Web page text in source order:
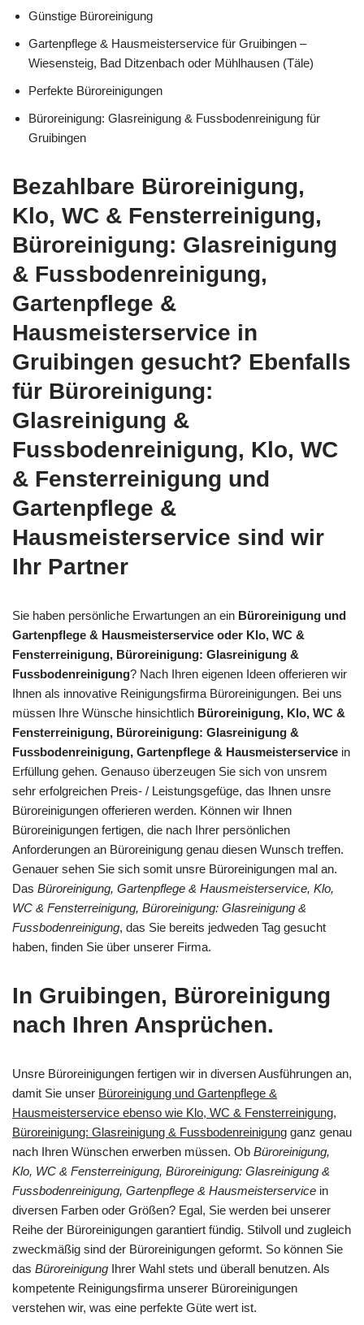
Günstige Büroreinigung
Gartenpflege & Hausmeisterservice für Gruibingen –
Wiesensteig, Bad Ditzenbach oder Mühlhausen (Täle)
Perfekte Büroreinigungen
Büroreinigung: Glasreinigung & Fussbodenreinigung für
Gruibingen
Bezahlbare Büroreinigung,
Klo, WC & Fensterreinigung,
Büroreinigung: Glasreinigung
& Fussbodenreinigung,
Gartenpflege &
Hausmeisterservice in
Gruibingen gesucht? Ebenfalls
für Büroreinigung:
Glasreinigung &
Fussbodenreinigung, Klo, WC
& Fensterreinigung und
Gartenpflege &
Hausmeisterservice sind wir
Ihr Partner
Sie haben persönliche Erwartungen an ein Büroreinigung und
Gartenpflege & Hausmeisterservice oder Klo, WC &
Fensterreinigung, Büroreinigung: Glasreinigung &
Fussbodenreinigung? Nach Ihren eigenen Ideen offerieren wir
Ihnen als innovative Reinigungsfirma Büroreinigungen. Bei uns
müssen Ihre Wünsche hinsichtlich Büroreinigung, Klo, WC &
Fensterreinigung, Büroreinigung: Glasreinigung &
Fussbodenreinigung, Gartenpflege & Hausmeisterservice in
Erfüllung gehen. Genauso überzeugen Sie sich von unsrem
sehr erfolgreichen Preis- / Leistungsgefüge, das Ihnen unsre
Büroreinigungen offerieren werden. Können wir Ihnen
Büroreinigungen fertigen, die nach Ihrer persönlichen
Anforderungen an Büroreinigung genau diesen Wunsch treffen.
Genauer sehen Sie sich somit unsre Büroreinigungen mal an.
Das Büroreinigung, Gartenpflege & Hausmeisterservice, Klo,
WC & Fensterreinigung, Büroreinigung: Glasreinigung &
Fussbodenreinigung, das Sie bereits jedweden Tag gesucht
haben, finden Sie über unserer Firma.
In Gruibingen, Büroreinigung
nach Ihren Ansprüchen.
Unsre Büroreinigungen fertigen wir in diversen Ausführungen an,
damit Sie unser Büroreinigung und Gartenpflege &
Hausmeisterservice ebenso wie Klo, WC & Fensterreinigung,
Büroreinigung: Glasreinigung & Fussbodenreinigung ganz genau
nach Ihren Wünschen erwerben müssen. Ob Büroreinigung,
Klo, WC & Fensterreinigung, Büroreinigung: Glasreinigung &
Fussbodenreinigung, Gartenpflege & Hausmeisterservice in
diversen Farben oder Größen? Egal, Sie werden bei unserer
Reihe der Büroreinigungen garantiert fündig. Stilvoll und zugleich
zweckmäßig sind der Büroreinigungen geformt. So können Sie
das Büroreinigung Ihrer Wahl stets und überall benutzen. Als
kompetente Reinigungsfirma unserer Büroreinigungen
verstehen wir, was eine perfekte Güte wert ist.